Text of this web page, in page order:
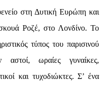
στη Δυτική Ευρώπη και
Ροζέ, στο Λονδίνο. Το
τύπος του παρισινού
αστοί, ωραίες γυναίκες,
και τυχοδιώκτες. Σ’ ένα